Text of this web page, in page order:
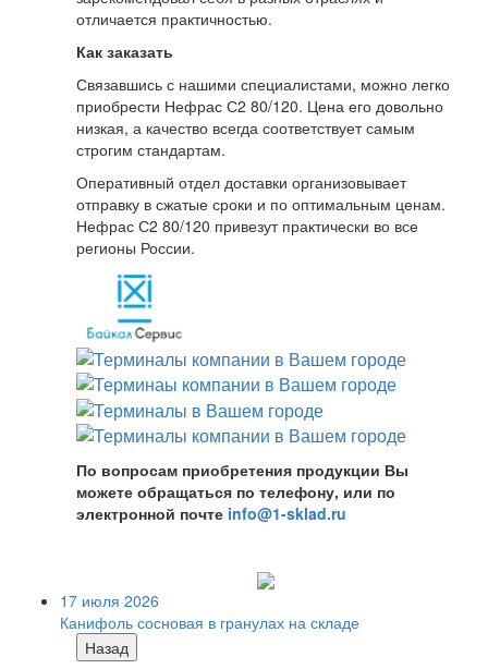
отличается практичностью.
Как заказать
Связавшись с нашими специалистами, можно легко
приобрести Нефрас С2 80/120. Цена его довольно
низкая, а качество всегда соответствует самым
строгим стандартам.
Оперативный отдел доставки организовывает
отправку в сжатые сроки и по оптимальным ценам.
Нефрас С2 80/120 привезут практически во все
регионы России.
По вопросам приобретения продукции Вы
можете обращаться по телефону, или по
электронной почте info@1-sklad.ru
17 июля 2026
Канифоль сосновая в гранулах на складе
Назад